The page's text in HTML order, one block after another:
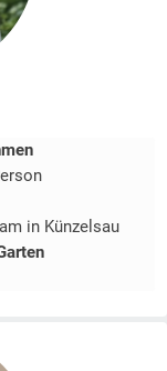
in Künzelsau